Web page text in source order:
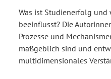
Was ist Studienerfolg und
beeinflusst? Die
Prozesse und
maßgeblich sind und
multidimensionales